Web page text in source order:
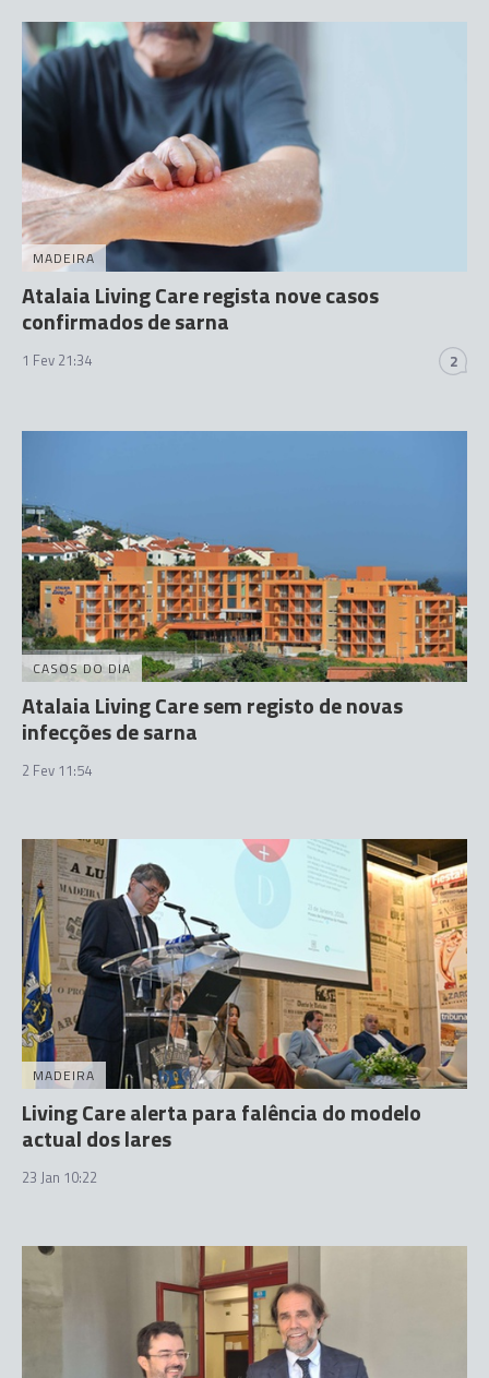
MADEIRA
Atalaia Living Care regista nove casos
confirmados de sarna
1 Fev 21:34 2
CASOS DO DIA
Atalaia Living Care sem registo de novas
infecções de sarna
2 Fev 11:54
MADEIRA
Living Care alerta para falência do modelo
actual dos lares
23 Jan 10:22